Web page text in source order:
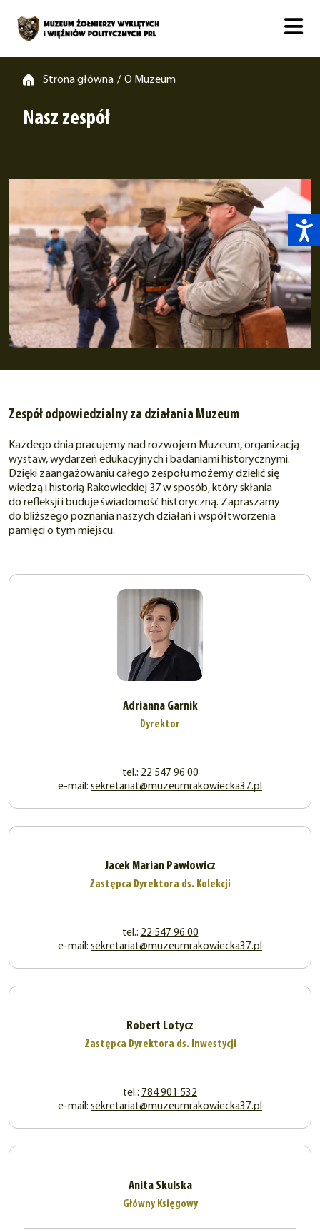
Strona główna / O Muzeum
Nasz zespół
Zespół odpowiedzialny za działania Muzeum
Każdego dnia pracujemy nad rozwojem Muzeum, organizacją
wystaw, wydarzeń edukacyjnych i badaniami historycznymi.
Dzięki zaangażowaniu całego zespołu możemy dzielić się
wiedzą i historią Rakowieckiej 37 w sposób, który skłania
do refleksji i buduje świadomość historyczną. Zapraszamy
do bliższego poznania naszych działań i współtworzenia
pamięci o tym miejscu.
Adrianna Garnik
Dyrektor
tel.: 22 547 96 00
e-mail: sekretariat@muzeumrakowiecka37.pl
Jacek Marian Pawłowicz
Zastępca Dyrektora ds. Kolekcji
tel.: 22 547 96 00
e-mail: sekretariat@muzeumrakowiecka37.pl
Robert Lotycz
Zastępca Dyrektora ds. Inwestycji
tel.: 784 901 532
e-mail: sekretariat@muzeumrakowiecka37.pl
Anita Skulska
Główny Księgowy